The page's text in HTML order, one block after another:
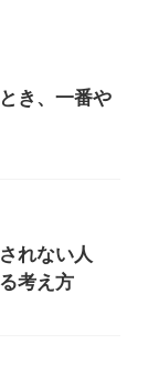
き、一番や
れない人
考え方